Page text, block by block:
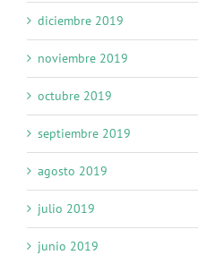
diciembre 2019
noviembre 2019
octubre 2019
septiembre 2019
agosto 2019
julio 2019
junio 2019